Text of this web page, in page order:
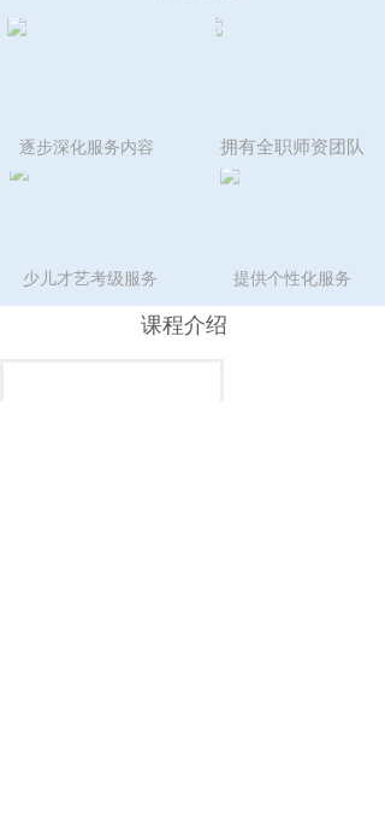
少儿才艺考级服务 提供个性化服务
拥有全职师资团队
逐步深化服务内容
课程介绍